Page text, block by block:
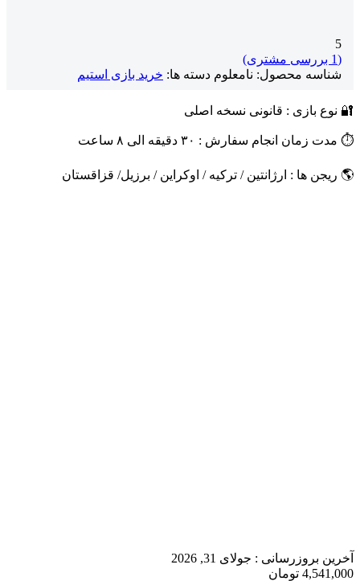
5
(
1 بررسی مشتری)
شناسه محصول: نامعلوم دسته ها: خرید بازی استیم
🔐 نوع بازی : قانونی نسخه اصلی
⏱️ مدت زمان انجام سفارش : ۳۰ دقیقه الی ۸ ساعت
🌎 ریجن ها : ارژانتین / ترکیه / اوکراین / برزیل/ قزاقستان
آخرین بروزرسانی : جولای 31, 2026
4,541,000 تومان